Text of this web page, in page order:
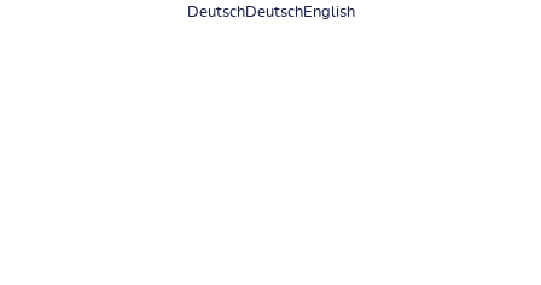
DeutschDeutschEnglish